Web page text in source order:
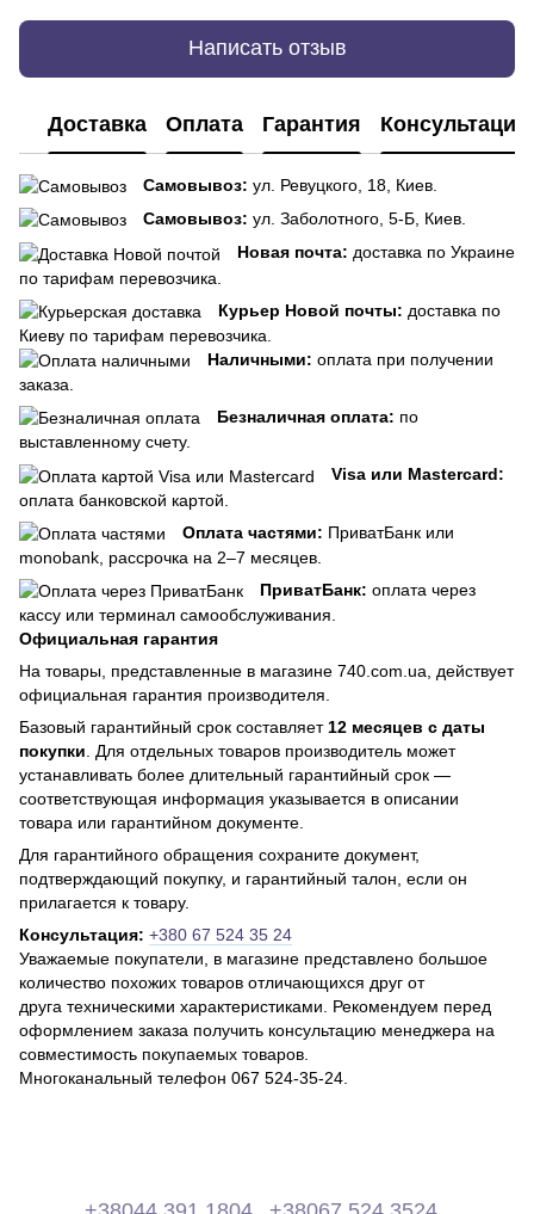
Написать отзыв
Доставка Оплата Гарантия Консультация
Самовывоз: ул. Ревуцкого, 18, Киев.
Самовывоз: ул. Заболотного, 5-Б, Киев.
Новая почта: доставка по Украине
по тарифам перевозчика.
Курьер Новой почты: доставка по
Киеву по тарифам перевозчика.
Наличными: оплата при получении
заказа.
Безналичная оплата: по
выставленному счету.
Visa или Mastercard:
оплата банковской картой.
Оплата частями: ПриватБанк или
monobank, рассрочка на 2–7 месяцев.
ПриватБанк: оплата через
кассу или терминал самообслуживания.
Официальная гарантия
На товары, представленные в магазине 740.com.ua, действует
официальная гарантия производителя.
Базовый гарантийный срок составляет12 месяцев с даты
покупки. Для отдельных товаров производитель может
устанавливать более длительный гарантийный срок —
соответствующая информация указывается в описании
товара или гарантийном документе.
Для гарантийного обращения сохраните документ,
подтверждающий покупку, и гарантийный талон, если он
прилагается к товару.
Консультация: +380 67 524 35 24
Уважаемые покупатели, в магазине представлено большое
количество похожих товаров отличающихся друг от
друга техническими характеристиками. Рекомендуем перед
оформлением заказа получить консультацию менеджера на
совместимость покупаемых товаров.
Многоканальный телефон 067 524-35-24.